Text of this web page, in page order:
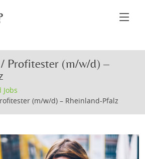
Profitester (m/w/d) –
Jobs
(m/w/d) – Rheinland-Pfalz